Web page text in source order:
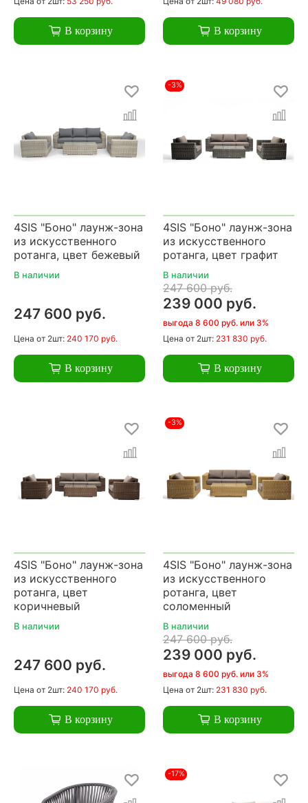
В корзину В корзину
4SIS "Боно" лаунж-зона
из искусственного
ротанга, цвет бежевый
В наличии
247 600 руб.
Цена от 2шт: 240 170 руб.
В корзину
-3%
4SIS "Боно" лаунж-зона
из искусственного
ротанга, цвет графит
В наличии
247 600 руб.
239 000 руб.
выгода 8 600 руб. или 3%
Цена от 2шт: 231 830 руб.
В корзину
4SIS "Боно" лаунж-зона
из искусственного
ротанга, цвет
коричневый
В наличии
247 600 руб.
Цена от 2шт: 240 170 руб.
В корзину
-3%
4SIS "Боно" лаунж-зона
из искусственного
ротанга, цвет
соломенный
В наличии
247 600 руб.
239 000 руб.
выгода 8 600 руб. или 3%
Цена от 2шт: 231 830 руб.
В корзину
-17%